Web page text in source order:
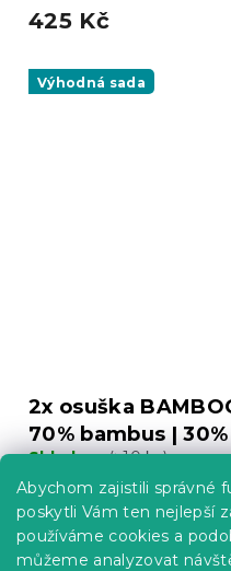
Abychom zajistili správné
poskytli Vám ten nejlepší
používáme cookies a
můžeme analyzovat
425 Kč
Výhodná sada
2x osuška
70% bambus |
Skladem(>10 ks)
538 Kč
Výhodná sada